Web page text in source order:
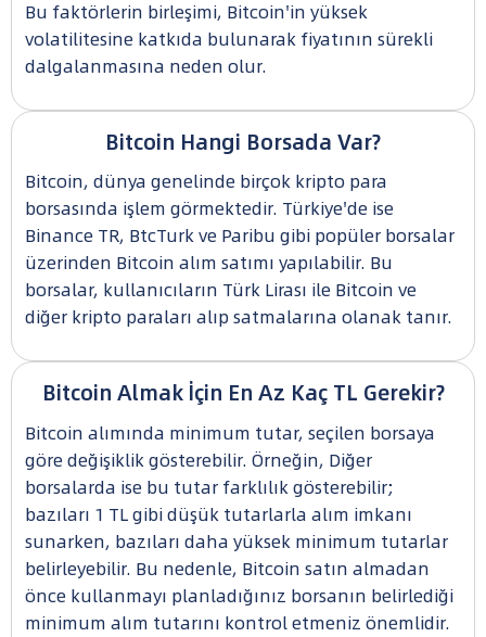
Bu faktörlerin birleşimi, Bitcoin'in yüksek
volatilitesine katkıda bulunarak fiyatının sürekli
dalgalanmasına neden olur.
Bitcoin Hangi Borsada Var?
Bitcoin, dünya genelinde birçok kripto para
borsasında işlem görmektedir. Türkiye'de ise
Binance TR, BtcTurk ve Paribu gibi popüler borsalar
üzerinden Bitcoin alım satımı yapılabilir. Bu
borsalar, kullanıcıların Türk Lirası ile Bitcoin ve
diğer kripto paraları alıp satmalarına olanak tanır.
Bitcoin Almak İçin En Az Kaç TL Gerekir?
Bitcoin alımında minimum tutar, seçilen borsaya
göre değişiklik gösterebilir. Örneğin, Diğer
borsalarda ise bu tutar farklılık gösterebilir;
bazıları 1 TL gibi düşük tutarlarla alım imkanı
sunarken, bazıları daha yüksek minimum tutarlar
belirleyebilir. Bu nedenle, Bitcoin satın almadan
önce kullanmayı planladığınız borsanın belirlediği
minimum alım tutarını kontrol etmeniz önemlidir.